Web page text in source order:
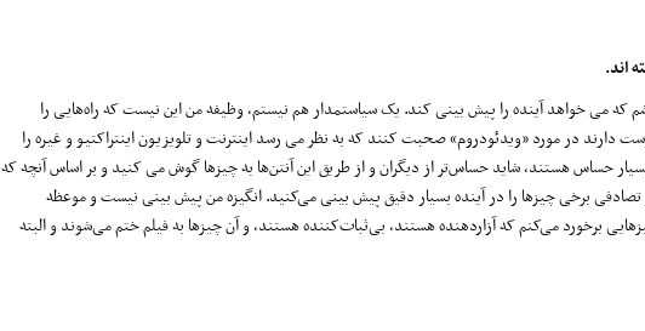
اند.
که می خواهد آینده را پیش بینی کند. یک سیاستمدار هم نیستم، وظیفه من این نیست که راه‌هایی را
دارند در مورد «ویدئودروم» صحبت کنند که به نظر می رسد اینترنت و تلویزیون اینتراکتیو و غیره را
حساس هستند، شاید حساس‌تر از دیگران و از طریق این آنتن‌ها به چیزها گوش می کنید و بر اساس آنچه که
برخی چیزها را در آینده بسیار دقیق پیش بینی می‌کنید. انگیزه من پیش بینی نیست و موعظه
برخورد می‌کنم که آزاردهنده هستند، بی‌ثبات‌کننده هستند، و آن چیزها به فیلم ختم می‌شوند و البته